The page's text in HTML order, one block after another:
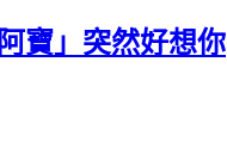
寶」突然好想你